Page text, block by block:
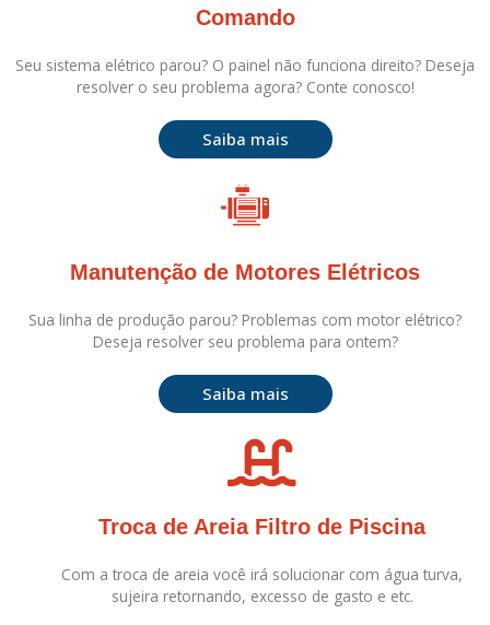
Comando
Seu sistema elétrico parou? O painel não funciona direito? Deseja
resolver o seu problema agora? Conte conosco!
Saiba mais
Manutenção de Motores Elétricos
Sua linha de produção parou? Problemas com motor elétrico?
Deseja resolver seu problema para ontem?
Saiba mais
Troca de Areia Filtro de Piscina
Com a troca de areia você irá solucionar com água turva,
sujeira retornando, excesso de gasto e etc.